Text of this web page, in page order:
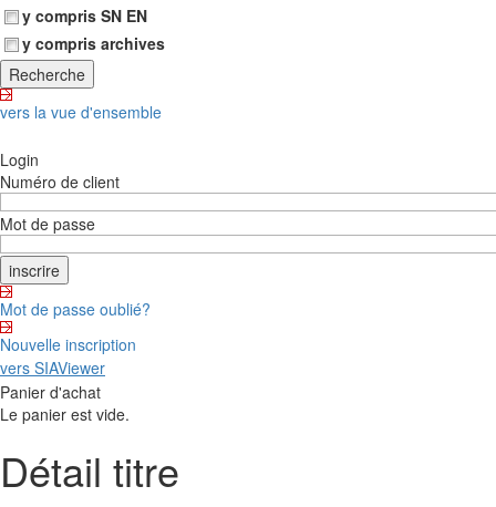
y compris SN EN
y compris archives
vers la vue d'ensemble
Login
Numéro de client
Mot de passe
Mot de passe oublié?
Nouvelle inscription
vers SIAViewer
Panier d'achat
Le panier est vide.
Détail titre